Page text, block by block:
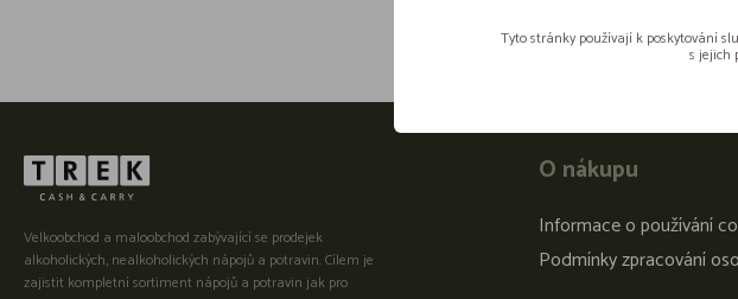
Velkoobchod a maloobchod zabývající se prodejek
alkoholických, nealkoholických nápojů a potravin. Cílem je
zajistit kompletní sortiment nápojů a potravin jak pro
O nákupu
Informace o používání
Podmínky zpracování
Tyto stránky používají k poskytování
s jejich